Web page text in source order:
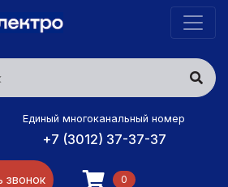
Единый многоканальный номер
+7 (3012) 37-37-37
звонок 0